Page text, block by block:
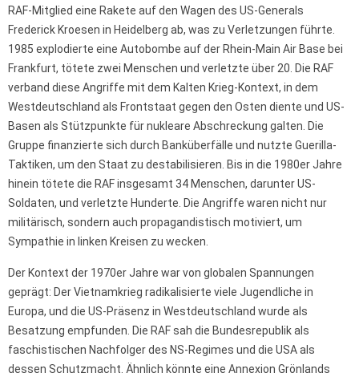
RAF-Mitglied eine Rakete auf den Wagen des US-Generals
Frederick Kroesen in Heidelberg ab, was zu Verletzungen führte.
1985 explodierte eine Autobombe auf der Rhein-Main Air Base bei
Frankfurt, tötete zwei Menschen und verletzte über 20. Die RAF
verband diese Angriffe mit dem Kalten Krieg-Kontext, in dem
Westdeutschland als Frontstaat gegen den Osten diente und US-
Basen als Stützpunkte für nukleare Abschreckung galten. Die
Gruppe finanzierte sich durch Banküberfälle und nutzte Guerilla-
Taktiken, um den Staat zu destabilisieren. Bis in die 1980er Jahre
hinein tötete die RAF insgesamt 34 Menschen, darunter US-
Soldaten, und verletzte Hunderte. Die Angriffe waren nicht nur
militärisch, sondern auch propagandistisch motiviert, um
Sympathie in linken Kreisen zu wecken.
Der Kontext der 1970er Jahre war von globalen Spannungen
geprägt: Der Vietnamkrieg radikalisierte viele Jugendliche in
Europa, und die US-Präsenz in Westdeutschland wurde als
Besatzung empfunden. Die RAF sah die Bundesrepublik als
faschistischen Nachfolger des NS-Regimes und die USA als
dessen Schutzmacht. Ähnlich könnte eine Annexion Grönlands